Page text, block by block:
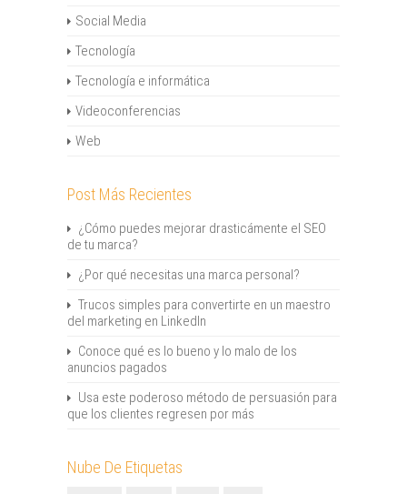
Social Media
Tecnología
Tecnología e informática
Videoconferencias
Web
Post Más Recientes
¿Cómo puedes mejorar drasticámente el SEO
de tu marca?
¿Por qué necesitas una marca personal?
Trucos simples para convertirte en un maestro
del marketing en LinkedIn
Conoce qué es lo bueno y lo malo de los
anuncios pagados
Usa este poderoso método de persuasión para
que los clientes regresen por más
Nube De Etiquetas